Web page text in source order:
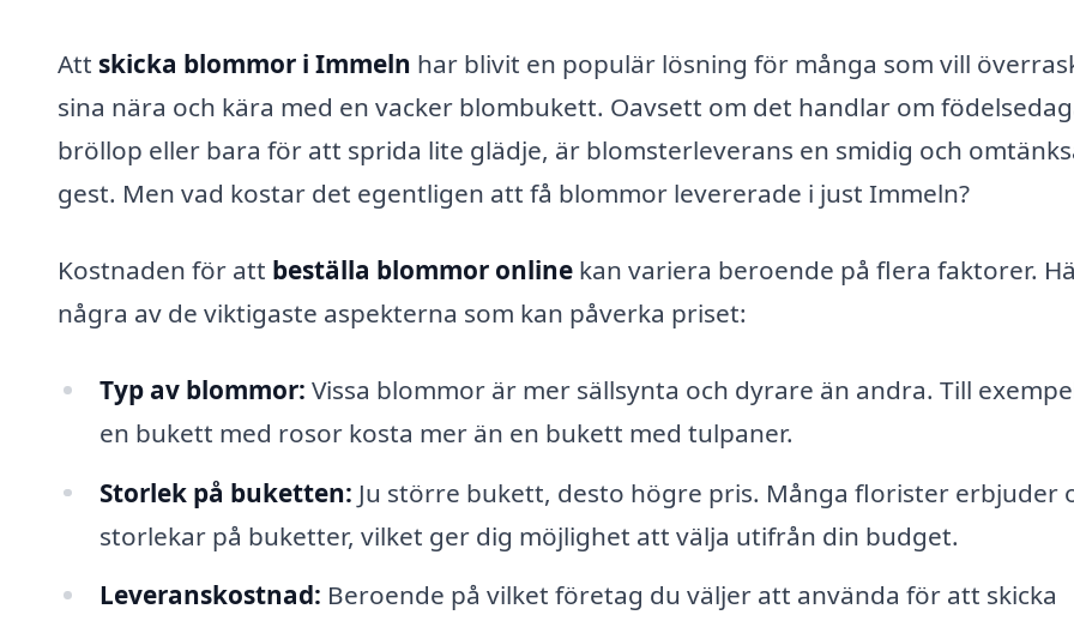
Att skicka blommor i Immeln har blivit en populär lösning för många som vill
sina nära och kära med en vacker blombukett. Oavsett om det handlar om
bröllop eller bara för att sprida lite glädje, är blomsterleverans en smidig och
gest. Men vad kostar det egentligen att få blommor levererade i just Immeln?
Kostnaden för att beställa blommor online kan variera beroende på flera faktorer.
några av de viktigaste aspekterna som kan påverka priset:
Typ av blommor: Vissa blommor är mer sällsynta och dyrare än andra. Till
en bukett med rosor kosta mer än en bukett med tulpaner.
Storlek på buketten: Ju större bukett, desto högre pris. Många florister erbjuder
storlekar på buketter, vilket ger dig möjlighet att välja utifrån din budget.
Leveranskostnad: Beroende på vilket företag du väljer att använda för att skicka